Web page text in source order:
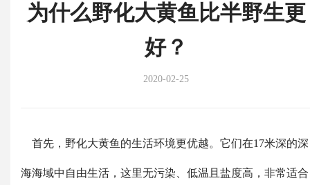
为什么野化大黄鱼比半野生更
好？
2020-02-25
首先，野化大黄鱼的生活环境更优越。它们在17米深的深
海海域中自由生活，这里无污染、低温且盐度高，非常适合